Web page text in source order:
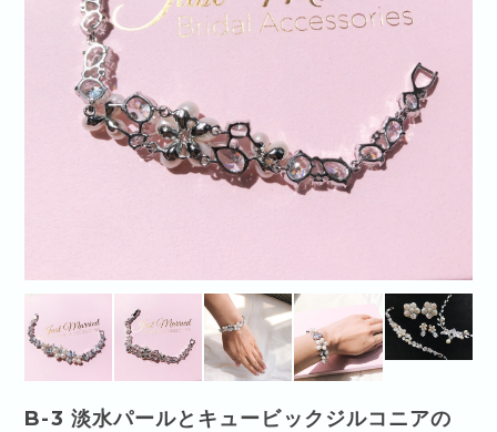
B-3 淡水パールとキュービックジルコニアの